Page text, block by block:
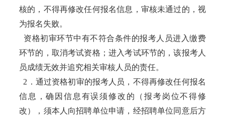
核的，不得再修改任何报名信息，审核未通过的，视
为报名失败。
资格初审环节中有不符合条件的报考人员进入缴费
环节的，取消考试资格；进入考试环节的，该报考人
员成绩无效并追究相关审核人员的责任。
2．通过资格初审的报考人员，不得再修改任何报名
信息，确因信息有误须修改的（报考岗位不得修
改），须本人向招聘单位申请，经招聘单位同意后方